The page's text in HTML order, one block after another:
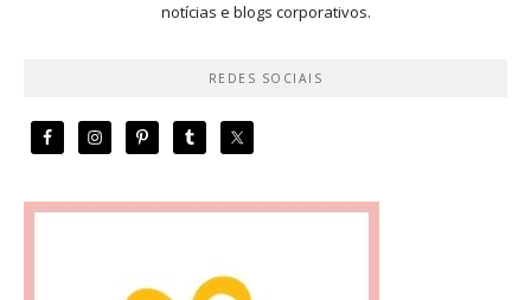
notícias e blogs corporativos.
REDES SOCIAIS